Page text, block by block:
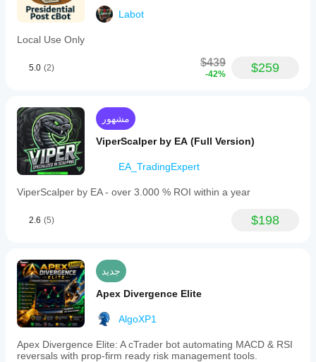
strategy.
AUREUS
incorporates
management
loss
and
equity
profit
targets
defined
USD,
stopping
trading
are
reached.
Recommended
capital
is
approximately
$2,000
with
a
Labot
Local Use Only
5.0 (2) $439
-42% $259
مشهور
ViperScalper by EA (Full Version)
EA_TradingExpert
ViperScalper by EA - over 3.000 % ROI within a year
2.6 (5) $198
جديد
Apex Divergence Elite
AlgoXP1
Apex Divergence Elite: A cTrader bot automating MACD & RSI
reversals with prop-firm ready risk management tools.